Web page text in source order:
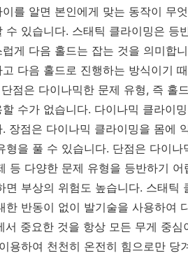
를 알면 본인에게 맞는 동작이 무
수 있습니다. 스태틱 클라이밍은 등
게 다음 홀드는 잡는 것을 의미합
다음 홀드로 진행하는 방식이기
점은 다이나믹한 문제 유형, 즉 홀
수가 없습니다. 다이나믹 클라이
장점은 다이나믹 클라이밍을 몸에
형을 풀 수 있습니다. 단점은 다이
등 다양한 문제 유형을 등반하기
면 부상의 위험도 높습니다. 스태틱
한 반동이 없이 발기술을 사용하여
서 중요한 것을 항상 모든 무게 중
용하여 천천히 온전히 힘으로만 당